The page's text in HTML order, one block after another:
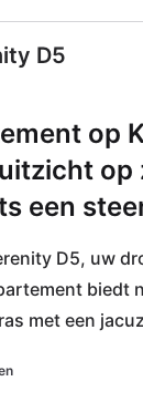
D5
op
een
D5, uw
biedt
met een
een paar
De